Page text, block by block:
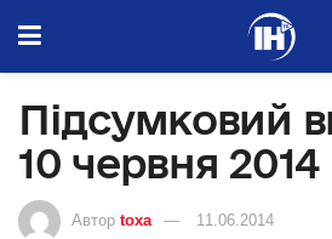
Підсумковий
10 червня
Автор toxa 11.06.2014